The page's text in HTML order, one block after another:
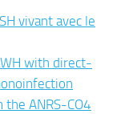
vivant avec le
with direct-
ANRS-CO4